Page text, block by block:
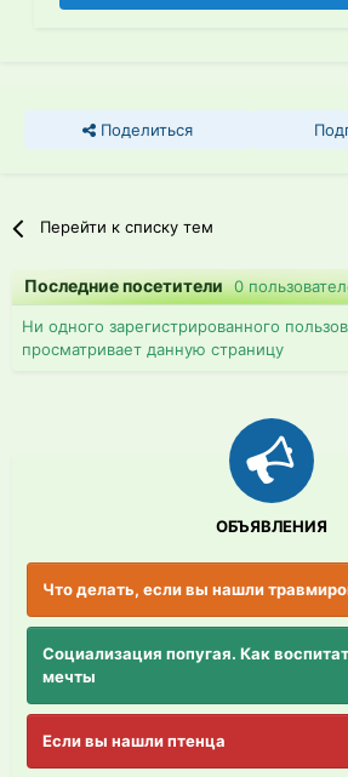
Поделиться
Перейти к списку тем
Последние посетители0
Ни одного зарегистрированного
просматривает данную страницу
ОБЪЯВЛЕНИЯ
Что делать, если вы нашли
Социализация попугая. Как
мечты
Если вы нашли птенца